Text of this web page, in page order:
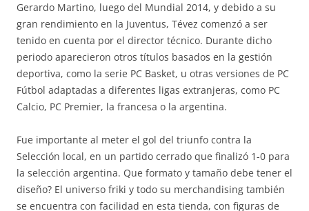
Gerardo Martino, luego del Mundial 2014, y debido a su
gran rendimiento en la Juventus, Tévez comenzó a ser
tenido en cuenta por el director técnico. Durante dicho
periodo aparecieron otros títulos basados en la gestión
deportiva, como la serie PC Basket, u otras versiones de PC
Fútbol adaptadas a diferentes ligas extranjeras, como PC
Calcio, PC Premier, la francesa o la argentina.
Fue importante al meter el gol del triunfo contra la
Selección local, en un partido cerrado que finalizó 1-0 para
la selección argentina. Que formato y tamaño debe tener el
diseño? El universo friki y todo su merchandising también
se encuentra con facilidad en esta tienda, con figuras de